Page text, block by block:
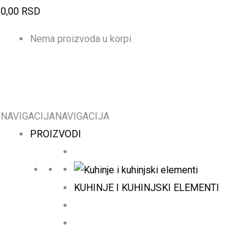
0,00 RSD
Nema proizvoda u korpi.
NAVIGACIJANAVIGACIJA
PROIZVODI
KUHINJE I KUHINJSKI ELEMENTI